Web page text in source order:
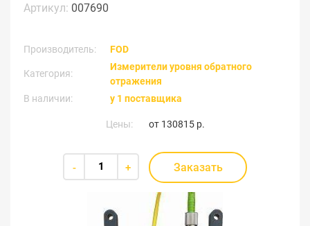
Артикул: 007690
Производитель: FOD
Категория:
Измерители уровня обратного
отражения
В наличии:
у 1 поставщика
Цены: от 130815 р.
- + Заказать